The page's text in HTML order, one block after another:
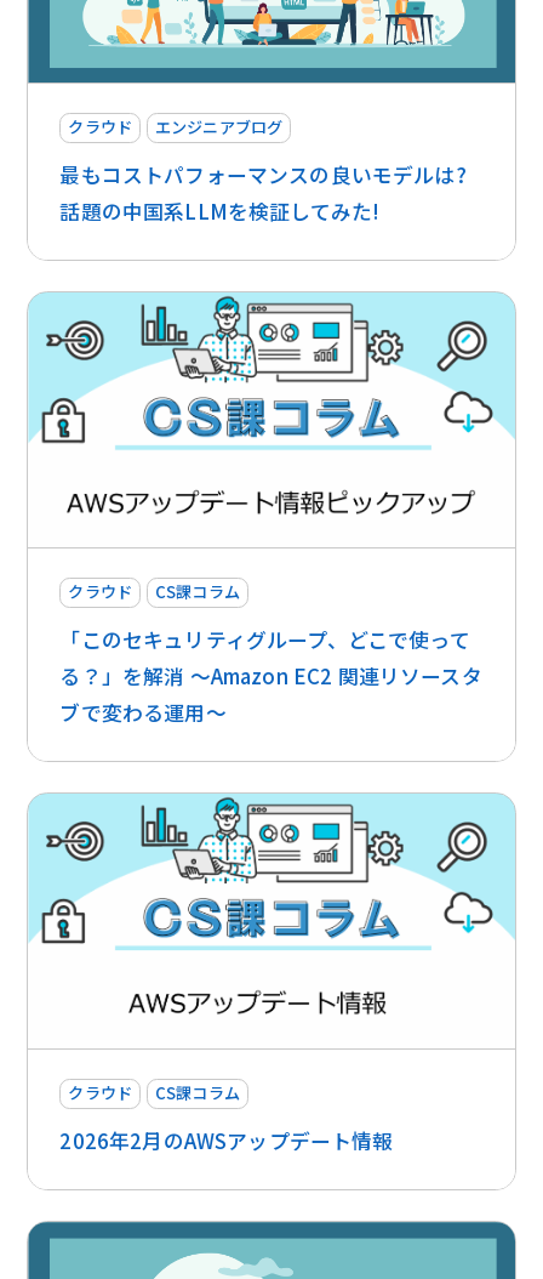
クラウド エンジニアブログ
最もコストパフォーマンスの良いモデルは?
話題の中国系LLMを検証してみた!
クラウド CS課コラム
「このセキュリティグループ、どこで使って
る？」を解消 〜Amazon EC2 関連リソースタ
ブで変わる運用〜
クラウド CS課コラム
2026年2月のAWSアップデート情報